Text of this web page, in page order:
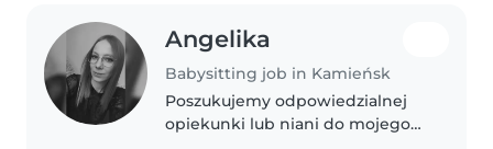
Angelika
Babysitting job in Kamieńsk
Poszukujemy odpowiedzialnej
opiekunki lub niani do mojego